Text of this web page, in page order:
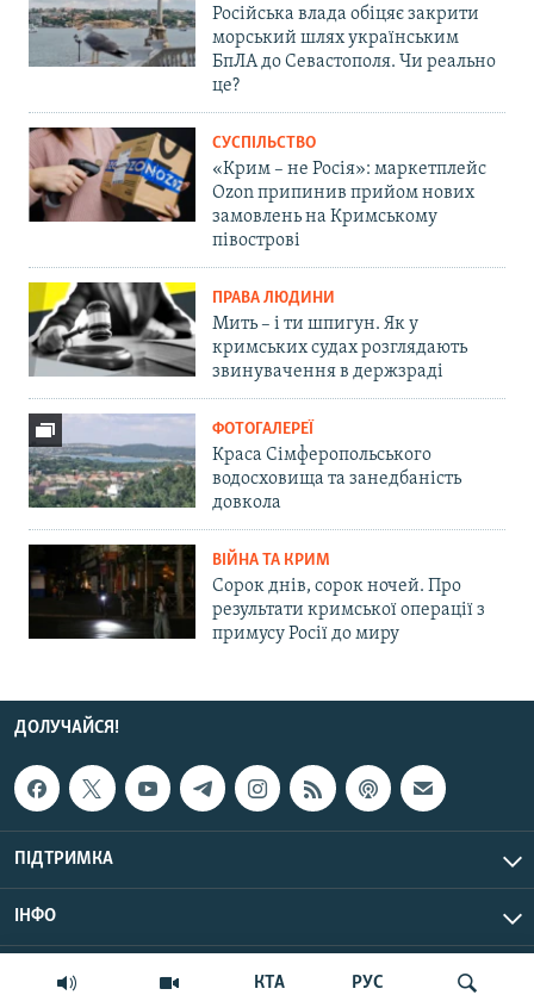
КТА РУС
Російська влада обіцяє закрити
морський шлях українським
БпЛА до Севастополя. Чи реально
це?
СУСПІЛЬСТВО
«Крим – не Росія»: маркетплейс
Ozon припинив прийом нових
замовлень на Кримському
півострові
ПРАВА ЛЮДИНИ
Мить – і ти шпигун. Як у
кримських судах розглядають
звинувачення в держзраді
ФОТОГАЛЕРЕЇ
Краса Сімферопольського
водосховища та занедбаність
довкола
ВІЙНА ТА КРИМ
Сорок днів, сорок ночей. Про
результати кримської операції з
примусу Росії до миру
ДОЛУЧАЙСЯ!
ПІДТРИМКА
ІНФО
© Крим.Реалії, 2026 | Усі права застережено.